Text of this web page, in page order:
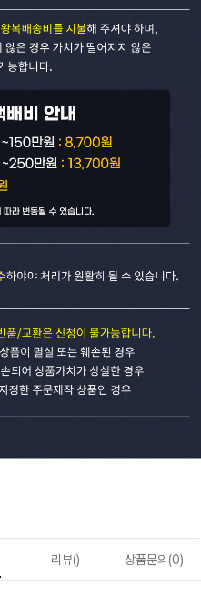
리뷰() 상품문의(0)